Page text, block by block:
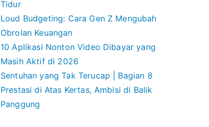
Tidur
Loud Budgeting: Cara Gen Z Mengubah
Obrolan Keuangan
10 Aplikasi Nonton Video Dibayar yang
Masih Aktif di 2026
Sentuhan yang Tak Terucap | Bagian 8
Prestasi di Atas Kertas, Ambisi di Balik
Panggung